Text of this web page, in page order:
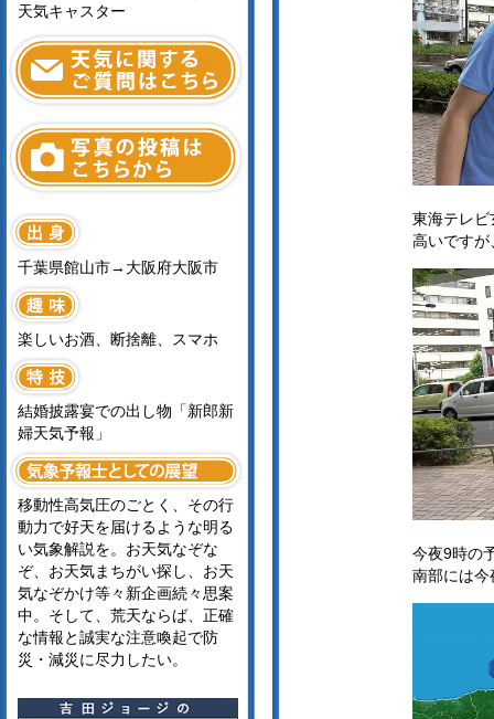
東海テレビ
高いですが
今夜9時の
南部には今
天気キャスター
千葉県館山市→大阪府大阪市
楽しいお酒、断捨離、スマホ
結婚披露宴での出し物「新郎新
婦天気予報」
移動性高気圧のごとく、その行
動力で好天を届けるような明る
い気象解説を。お天気なぞな
ぞ、お天気まちがい探し、お天
気なぞかけ等々新企画続々思案
中。そして、荒天ならば、正確
な情報と誠実な注意喚起で防
災・減災に尽力したい。